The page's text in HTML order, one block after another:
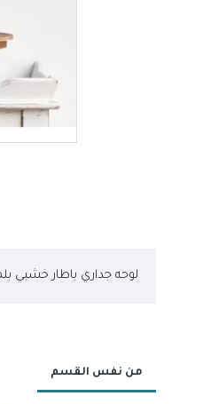
لوحه جداري باطار خشبي
من نفس القسم